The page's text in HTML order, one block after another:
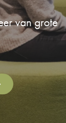
van grote